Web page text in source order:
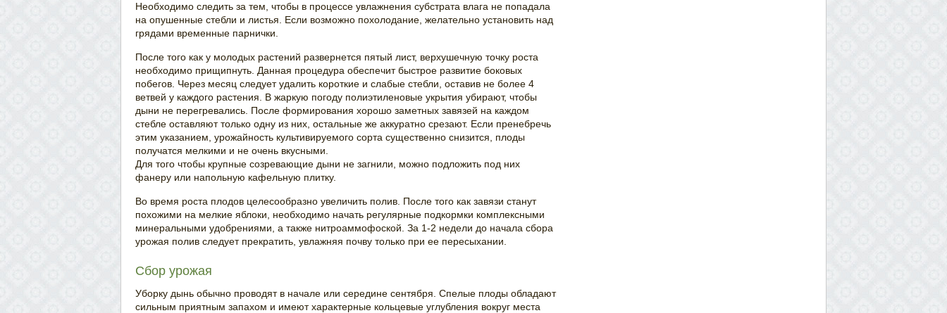
Необходимо следить за тем, чтобы в процессе увлажнения субстрата влага не попадала
на опушенные стебли и листья. Если возможно похолодание, желательно установить над
грядами временные парнички.
После того как у молодых растений развернется пятый лист, верхушечную точку роста
необходимо прищипнуть. Данная процедура обеспечит быстрое развитие боковых
побегов. Через месяц следует удалить короткие и слабые стебли, оставив не более 4
ветвей у каждого растения. В жаркую погоду полиэтиленовые укрытия убирают, чтобы
дыни не перегревались. После формирования хорошо заметных завязей на каждом
стебле оставляют только одну из них, остальные же аккуратно срезают. Если пренебречь
этим указанием, урожайность культивируемого сорта существенно снизится, плоды
получатся мелкими и не очень вкусными.
Для того чтобы крупные созревающие дыни не загнили, можно подложить под них
фанеру или напольную кафельную плитку.
Во время роста плодов целесообразно увеличить полив. После того как завязи станут
похожими на мелкие яблоки, необходимо начать регулярные подкормки комплексными
минеральными удобрениями, а также нитроаммофоской. За 1-2 недели до начала сбора
урожая полив следует прекратить, увлажняя почву только при ее пересыхании.
Сбор урожая
Уборку дынь обычно проводят в начале или середине сентября. Спелые плоды обладают
сильным приятным запахом и имеют характерные кольцевые углубления вокруг места